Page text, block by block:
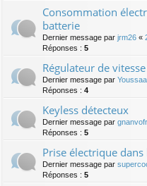
Consommation
batterie
Dernier message par jrm26 «
Réponses : 5
Régulateur de
Dernier message par
Réponses : 4
Keyless détecteux
Dernier message par
Réponses : 5
Prise électrique
Dernier message par
Réponses : 5